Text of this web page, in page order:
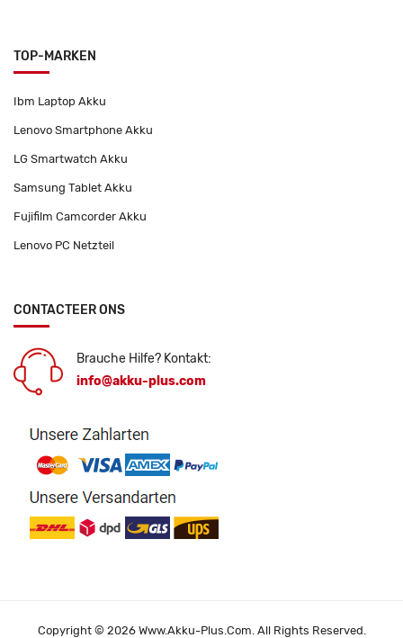
TOP-MARKEN
Ibm Laptop Akku
Lenovo Smartphone Akku
LG Smartwatch Akku
Samsung Tablet Akku
Fujifilm Camcorder Akku
Lenovo PC Netzteil
CONTACTEER ONS
Brauche Hilfe? Kontakt:
info@akku-plus.com
Copyright © 2026 Www.akku-Plus.com. All Rights Reserved.